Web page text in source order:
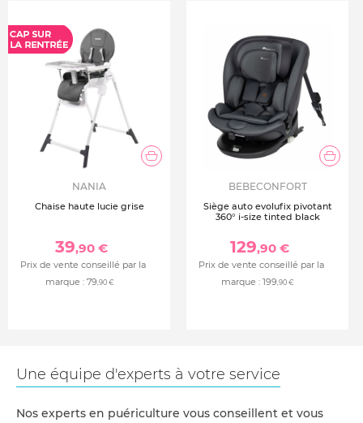
NANIA
Chaise haute lucie grise
39,90 €
Prix de vente conseillé par la
marque : 79,90 €
BEBECONFORT
Siège auto evolufix pivotant
360° i-size tinted black
129,90 €
Prix de vente conseillé par la
marque : 199,90 €
Une équipe d'experts à votre service
Nos experts en puériculture vous conseillent et vous